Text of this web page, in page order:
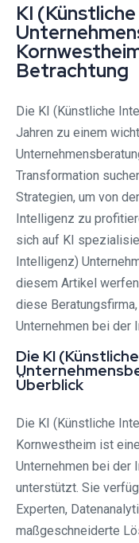
KI
Betrachtung
Die KI (Künstliche
Jahren zu einem
Transformation
Strategien, um von
Intelligenz zu
sich auf KI
Intelligenz)
diesem Artikel
diese
Unternehmen bei der
Die KI
Überblick
Die KI (Künstliche
Kornwestheim ist
Unternehmen bei der
unterstützt. Sie
Experten,
maßgeschneiderte